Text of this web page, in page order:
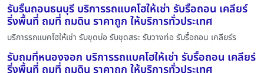
รับรื้นถอนธนบุรี บริการรถแบคโฮให้เช่า รับรื้อถอน เคลียร์
ริ่งพื้นที่ ถมที่ ถมดิน ราคาถูก ให้บริการทั่วประเทศ
บริการรถแบคโฮให้เช่า รับขุดบ่อ รับขุดสระ รับวางท่อ รับรื้อถอน เคลียร์ร
รับถมที่หนองจอก บริการรถแบคโฮให้เช่า รับรื้อถอน เคลียร์
ริ่งพื้นที่ ถมที่ ถมดิน ราคาถูก ให้บริการทั่วประเทศ